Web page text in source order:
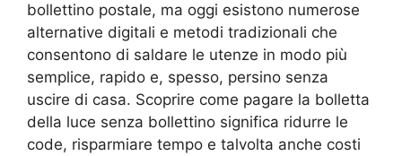
bollettino postale, ma oggi esistono numerose
alternative digitali e metodi tradizionali che
consentono di saldare le utenze in modo più
semplice, rapido e, spesso, persino senza
uscire di casa. Scoprire come pagare la bolletta
della luce senza bollettino significa ridurre le
code, risparmiare tempo e talvolta anche costi